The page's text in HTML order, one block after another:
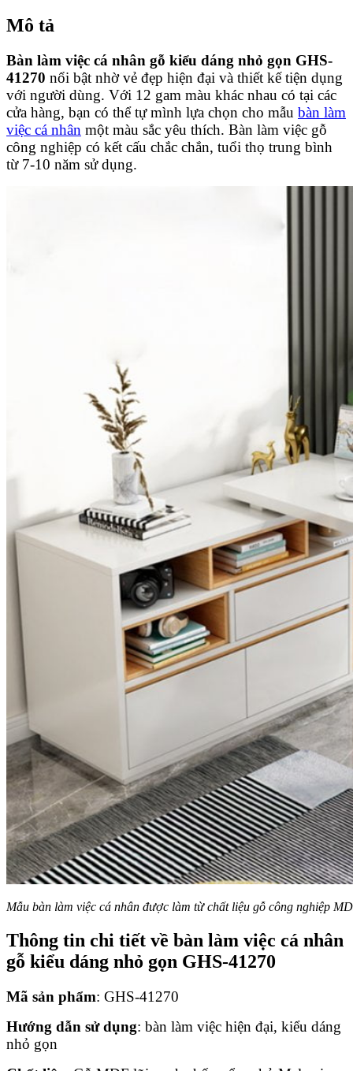
Mô tả
Bàn làm việc cá nhân gỗ kiểu dáng nhỏ gọn GHS-
41270 nổi bật nhờ vẻ đẹp hiện đại và thiết kế tiện dụng
với người dùng. Với 12 gam màu khác nhau có tại các
cửa hàng, bạn có thể tự mình lựa chọn cho mẫu bàn làm
việc cá nhân một màu sắc yêu thích. Bàn làm việc gỗ
công nghiệp có kết cấu chắc chắn, tuổi thọ trung bình
từ 7-10 năm sử dụng.
Mẫu bàn làm việc cá nhân được làm từ chất liệu gỗ công nghiệp
Thông tin chi tiết về bàn làm việc cá nhân
gỗ kiểu dáng nhỏ gọn GHS-41270
Mã sản phẩm: GHS-41270
Hướng dẫn sử dụng: bàn làm việc hiện đại, kiểu dáng
nhỏ gọn